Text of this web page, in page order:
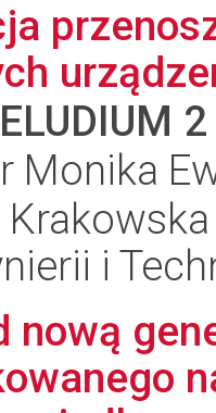
2
Monika
i
nową